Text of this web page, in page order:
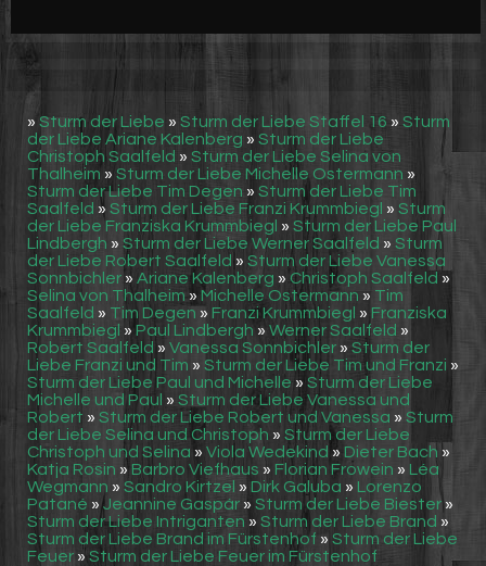
» Sturm der Liebe » Sturm der Liebe Staffel 16 » Sturm
der Liebe Ariane Kalenberg » Sturm der Liebe
Christoph Saalfeld » Sturm der Liebe Selina von
Thalheim » Sturm der Liebe Michelle Ostermann »
Sturm der Liebe Tim Degen » Sturm der Liebe Tim
Saalfeld » Sturm der Liebe Franzi Krummbiegl » Sturm
der Liebe Franziska Krummbiegl » Sturm der Liebe Paul
Lindbergh » Sturm der Liebe Werner Saalfeld » Sturm
der Liebe Robert Saalfeld » Sturm der Liebe Vanessa
Sonnbichler » Ariane Kalenberg » Christoph Saalfeld »
Selina von Thalheim » Michelle Ostermann » Tim
Saalfeld » Tim Degen » Franzi Krummbiegl » Franziska
Krummbiegl » Paul Lindbergh » Werner Saalfeld »
Robert Saalfeld » Vanessa Sonnbichler » Sturm der
Liebe Franzi und Tim » Sturm der Liebe Tim und Franzi »
Sturm der Liebe Paul und Michelle » Sturm der Liebe
Michelle und Paul » Sturm der Liebe Vanessa und
Robert » Sturm der Liebe Robert und Vanessa » Sturm
der Liebe Selina und Christoph » Sturm der Liebe
Christoph und Selina » Viola Wedekind » Dieter Bach »
Katja Rosin » Barbro Viefhaus » Florian Frowein » Léa
Wegmann » Sandro Kirtzel » Dirk Galuba » Lorenzo
Patané »Jeannine Gaspár » Sturm der Liebe Biester »
Sturm der Liebe Intriganten » Sturm der Liebe Brand »
Sturm der Liebe Brand im Fürstenhof » Sturm der Liebe
Feuer »Sturm der Liebe Feuer im Fürstenhof